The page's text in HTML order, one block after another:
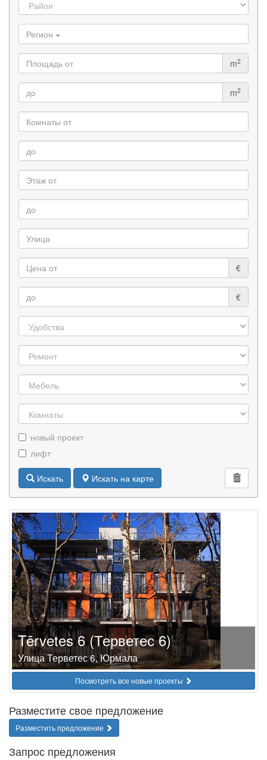
Регион
m2
m2
€
€
новый проект
лифт
Искать Искать на карте
Tērvetes 6 (Терветес 6)
Улица Терветес 6, Юрмала
Посмотреть все новые проекты
Разместите свое предложение
Разместить предложение
Запрос предложения